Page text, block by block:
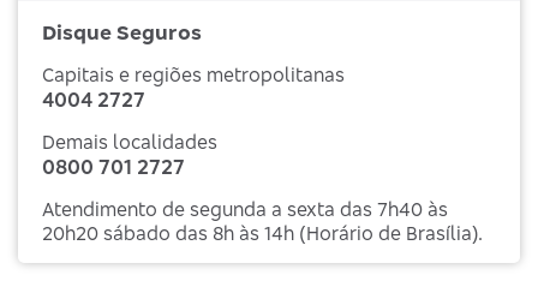
Disque Seguros
Capitais e regiões metropolitanas
4004 2727
Demais localidades
0800 701 2727
Atendimento de segunda a sexta das 7h40 às
20h20 sábado das 8h às 14h (Horário de Brasília).